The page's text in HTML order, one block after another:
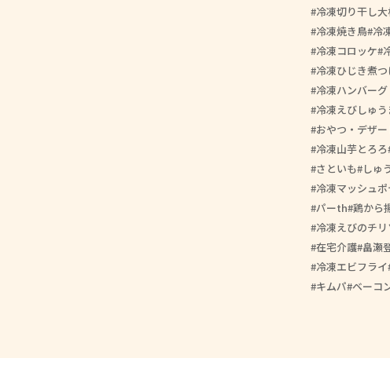
冷凍切り干し
冷凍焼き鳥 冷
冷凍コロッケ
冷凍ひじき煮
冷凍ハンバーグ
冷凍えびしゅう
おやつ・デザー
冷凍山芋とろろ
さといも しゅ
冷凍マッシュポ
パーth 鶏から
冷凍えびのチリ
在宅介護 畠瀬
冷凍エビフライ
キムパ ベーコ